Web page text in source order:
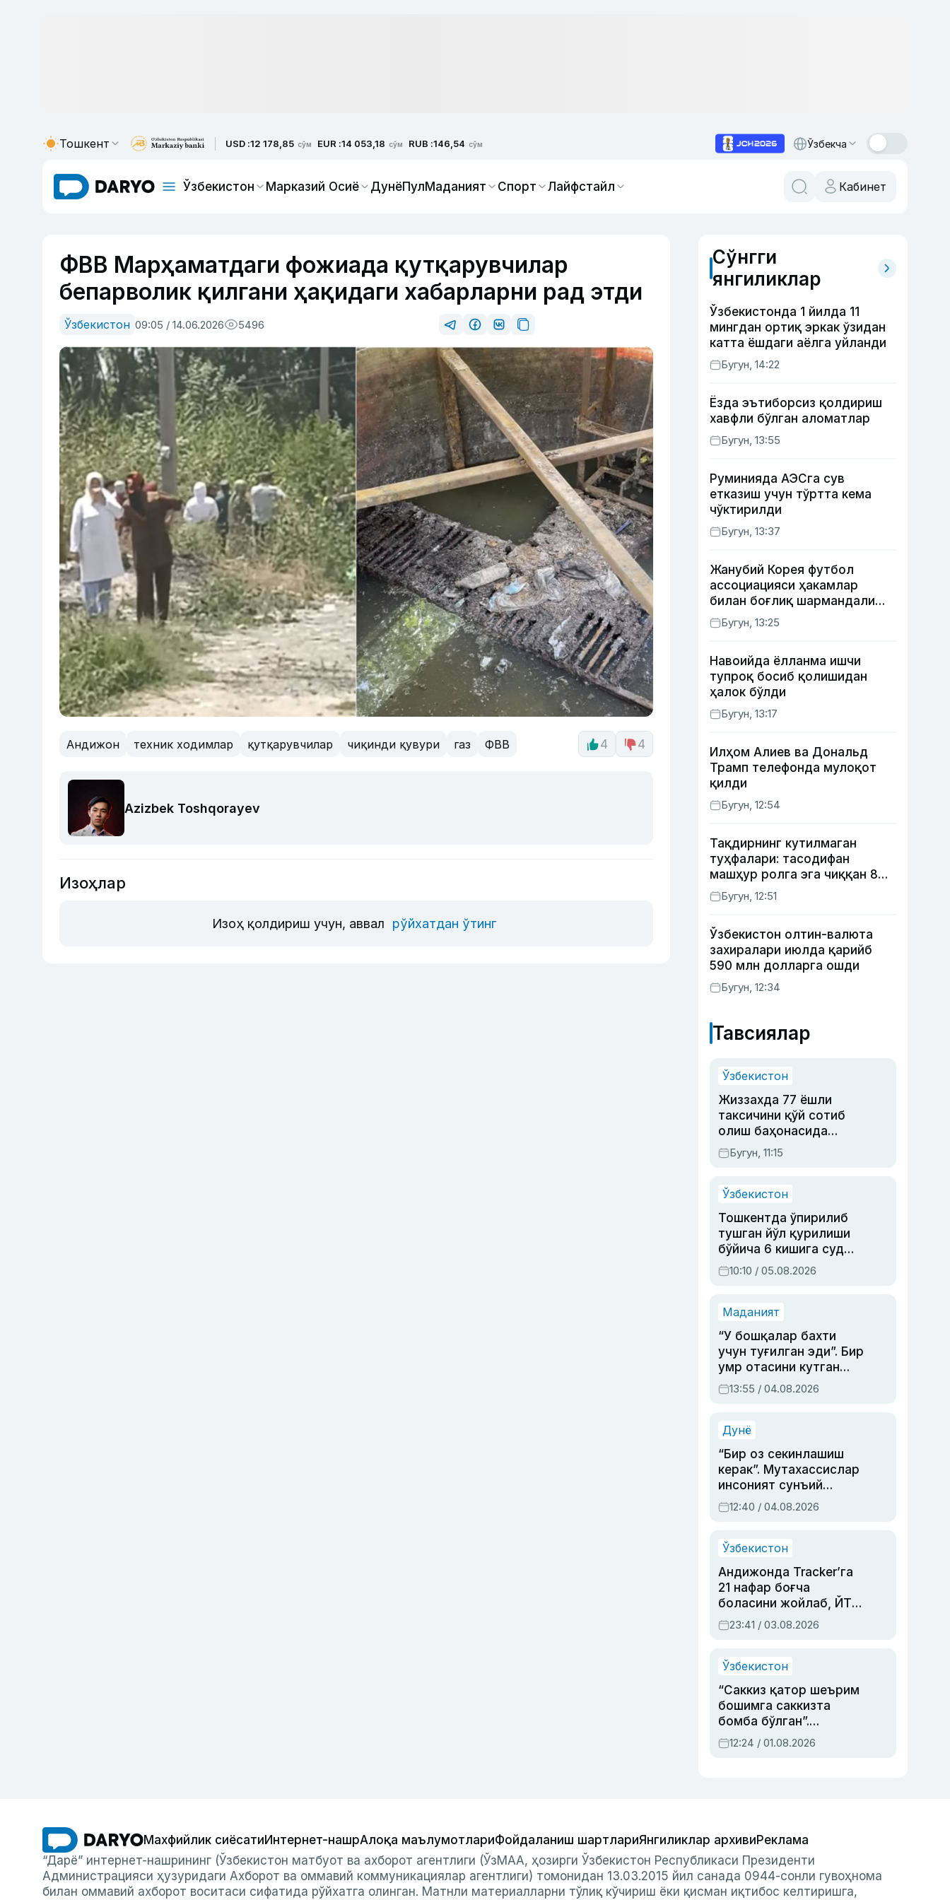
Тошкент USD :12 178,85 сўм EUR :14 053,18 сўм RUB :146,54 сўм Ўзбекча
Ўзбекистон Марказий Осиё ДунёПулМаданият Спорт Лайфстайл Кабинет
ФВВ Марҳаматдаги фожиада қутқарувчилар
бепарволик қилгани ҳақидаги хабарларни рад этди
Ўзбекистон 09:05 / 14.06.2026 5496
Андижон техник ходимлар қутқарувчилар чиқинди қувури газ ФВВ 4 4
Azizbek Toshqorayev
Изоҳлар
Изоҳ қолдириш учун, аввал рўйхатдан ўтинг
Сўнгги
янгиликлар
Ўзбекистонда 1 йилда 11
мингдан ортиқ эркак ўзидан
катта ёшдаги аёлга уйланди
Бугун, 14:22
Ёзда эътиборсиз қолдириш
хавфли бўлган аломатлар
Бугун, 13:55
Руминияда АЭСга сув
етказиш учун тўртта кема
чўктирилди
Бугун, 13:37
Жанубий Корея футбол
ассоциацияси ҳакамлар
билан боғлиқ шармандали
ҳолат бўйича баёнот берди
Бугун, 13:25
Навоийда ёлланма ишчи
тупроқ босиб қолишидан
ҳалок бўлди
Бугун, 13:17
Илҳом Алиев ва Дональд
Трамп телефонда мулоқот
қилди
Бугун, 12:54
Тақдирнинг кутилмаган
туҳфалари: тасодифан
машҳур ролга эга чиққан 8
актёр
Бугун, 12:51
Ўзбекистон олтин-валюта
захиралари июлда қарийб
590 млн долларга ошди
Бугун, 12:34
Тавсиялар
Ўзбекистон
Жиззахда 77 ёшли
таксичини қўй сотиб
олиш баҳонасида
яйловга олиб бориб
ўлдирган йигит 20
Бугун, 11:15
Ўзбекистон
Тошкентда ўпирилиб
тушган йўл қурилиши
бўйича 6 кишига суд
ҳукми ўқилди
10:10 / 05.08.2026
Маданият
“У бошқалар бахти
учун туғилган эди”. Бир
умр отасини кутган
актриса ва дубльяж
устаси Римма
синовларга тўла ҳаёти
13:55 / 04.08.2026
Дунё
“Бир оз секинлашиш
керак”. Мутахассислар
инсоният сунъий
интеллектни бошқара
олмай қолишидан
12:40 / 04.08.2026
Ўзбекистон
Андижонда Tracker’га
21 нафар боғча
боласини жойлаб, ЙТҲ
содир этган аёлга суд
ҳукми ўқилди
23:41 / 03.08.2026
Ўзбекистон
“Саккиз қатор шеърим
бошимга саккизта
бомба бўлган”.
Абдулла Ориповни
сиёсий айбловлардан
12:24 / 01.08.2026
Махфийлик сиёсатиИнтернет-нашрАлоқа маълумотлариФойдаланиш шартлариЯнгиликлар архивиРеклама
“Дарё” интернет-нашрининг (Ўзбекистон матбуот ва ахборот агентлиги (ЎзМАА, ҳозирги Ўзбекистон Республикаси Президенти
Администрацияси ҳузуридаги Ахборот ва оммавий коммуникациялар агентлиги) томонидан 13.03.2015 йил санада 0944-сонли гувоҳнома
билан оммавий ахборот воситаси сифатида рўйхатга олинган. Матнли материалларни тўлиқ кўчириш ёки қисман иқтибос келтиришга,